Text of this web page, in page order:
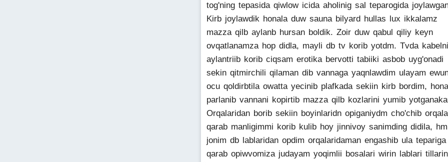
tog'ning tepasida qiwlow icida aholinig sal teparogida
Kirb joylawdik honala duw sauna bilyard hullas lux ikkalamz
mazza qilb aylanb hursan boldik. Zoir duw qabul qiliy keyn
ovqatlanamza hop didla, mayli db tv korib yotdm. Tvda kabelni
aylantriib korib ciqsam erotika bervotti tabiiki asbob uyg'onadi
sekin qitmirchili qilaman dib vannaga yaqnlawdim ulayam
ocu qoldirbtila owatta yecinib plafkada sekiin kirb bordim, hona
parlanib vannani kopirtib mazza qilb kozlarini yumib
Orqalaridan borib sekiin boyinlaridn opiganiydm cho'chib
qarab manligimmi korib kulib hoy jinnivoy sanimding didila, hm
jonim db lablaridan opdim orqalaridaman engashib ula tepariga
qarab opiwvomiza judayam yoqimlii bosalari wirin lablari